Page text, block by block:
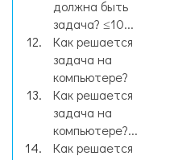
должна быть
задача? ≤10...
Как решается
задача на
компьютере?
Как решается
задача на
компьютере?...
Как решается